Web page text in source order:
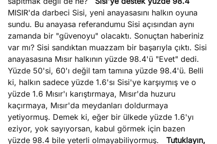
MISIR'da darbeci Sisi, yeni anayasasını halkın oyuna
sundu. Bu anayasa referandumu Sisi açısından aynı
zamanda bir "güvenoyu" olacaktı. Sonuçtan haberiniz
var mı? Sisi sandıktan muazzam bir başarıyla çıktı. Sisi
anayasasına Mısır halkının yüzde 98.4'ü "Evet" dedi.
Yüzde 50'si, 60'ı değil tam tamına yüzde 98.4'ü. Belli
ki, halkın sadece yüzde 1.6'sı Sisi'ye karşıymış ve o
yüzde 1.6 Mısır'ı karıştırmaya, Mısır'da huzuru
kaçırmaya, Mısır'da meydanları doldurmaya
yetiyormuş. Demek ki, eğer bir ülkede yüzde 1.6'yı
eziyor, yok sayıyorsan, kabul görmek için bazen
yüzde 98.4 bile yeterli olmayabiliyormuş. Tutuklayın,